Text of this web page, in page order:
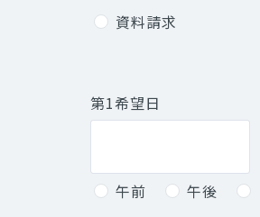
資料請求
第1希望日
午前 午後